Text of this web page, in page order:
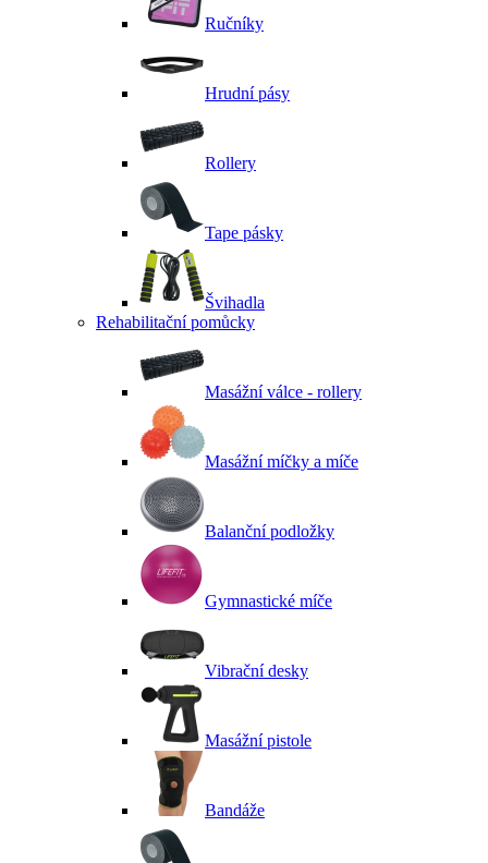
Ručníky
Hrudní pásy
Rollery
Tape pásky
Švihadla
Rehabilitační pomůcky
Masážní válce - rollery
Masážní míčky a míče
Balanční podložky
Gymnastické míče
Vibrační desky
Masážní pistole
Bandáže